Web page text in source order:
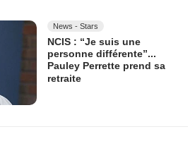
News - Stars
NCIS : “Je suis une
personne différente”...
Pauley Perrette prend sa
retraite